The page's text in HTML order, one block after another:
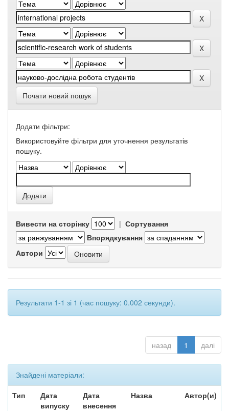
Почати новий пошук
Додати фільтри:
Використовуйте фільтри для уточнення результатів
пошуку.
Вивести на сторінку | Сортування
Впорядкування
Автори
Результати 1-1 зі 1 (час пошуку: 0.002 секунди).
назад 1 далі
Знайдені матеріали:
Тип
Дата
випуску
Дата
внесення
Назва Автор(и)